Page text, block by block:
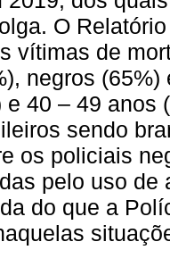
O
vítimas de
negros
e 40 – 49 anos
sendo
os policiais
pelo uso
do que a